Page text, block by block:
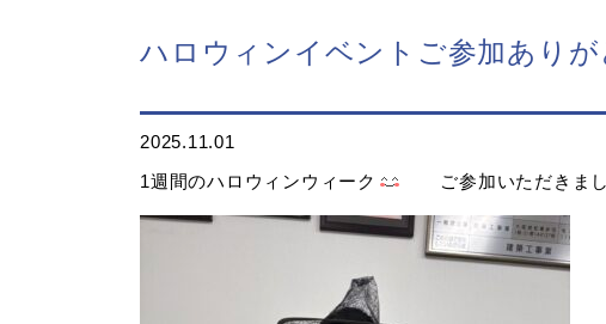
ハロウィンイベントご参加あり
2025.11.01
1週間のハロウィンウィーク
ご参加いただきまし